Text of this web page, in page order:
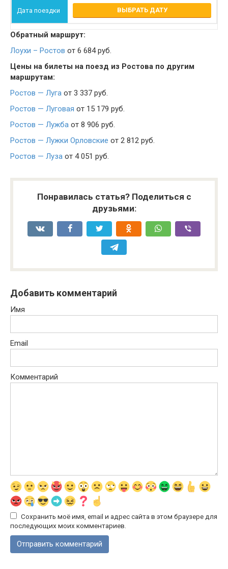
ВЫБРАТЬ ДАТУ
Обратный маршрут:
Лоухи – Ростов от 6 684 руб.
Цены на билеты на поезд из Ростова по другим
маршрутам:
Ростов — Луга от 3 337 руб.
Ростов — Луговая от 15 179 руб.
Ростов — Лужба от 8 906 руб.
Ростов — Лужки Орловские от 2 812 руб.
Ростов — Луза от 4 051 руб.
Понравилась статья? Поделиться с
друзьями:
Добавить комментарий
Имя
Email
Комментарий
Сохранить моё имя, email и адрес сайта в этом браузере для
последующих моих комментариев.